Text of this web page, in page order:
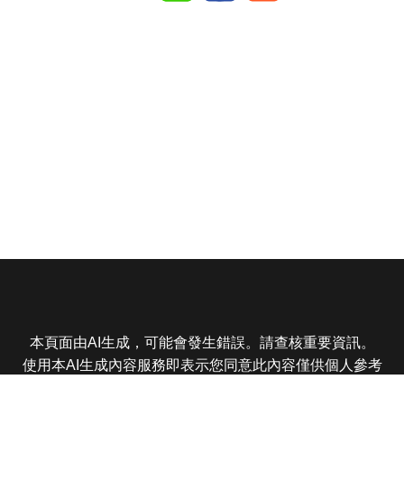
本頁面由AI生成，可能會發生錯誤。請查核重要資訊。
使用本AI生成內容服務即表示您同意此內容僅供個人參考